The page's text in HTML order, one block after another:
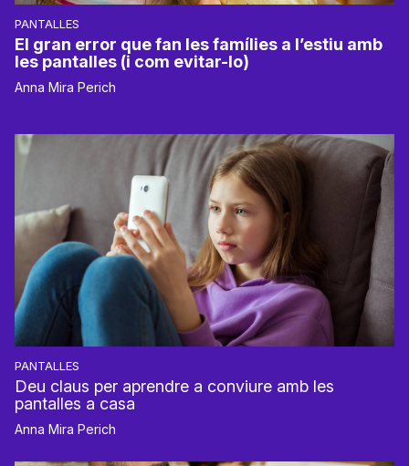
PANTALLES
El gran error que fan les famílies a l’estiu amb
les pantalles (i com evitar-lo)
Anna Mira Perich
PANTALLES
Deu claus per aprendre a conviure amb les
pantalles a casa
Anna Mira Perich